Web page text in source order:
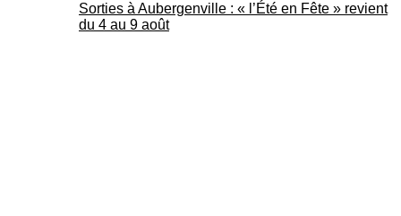
Sorties à Aubergenville : « l’Été en Fête » revient
du 4 au 9 août